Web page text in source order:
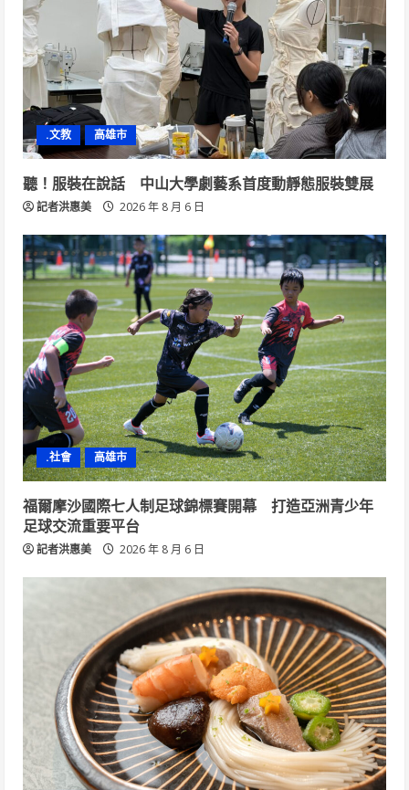
.文教 高雄市
聽！服裝在說話 中山大學劇藝系首度動靜態服裝雙展
記者洪惠美 2026 年 8 月 6 日
.社會 高雄市
福爾摩沙國際七人制足球錦標賽開幕 打造亞洲青少年
足球交流重要平台
記者洪惠美 2026 年 8 月 6 日